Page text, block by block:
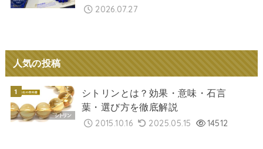
2026.07.27
人気の投稿
シトリンとは？効果・意味・石言
葉・選び方を徹底解説
2015.10.16 2025.05.15 14512